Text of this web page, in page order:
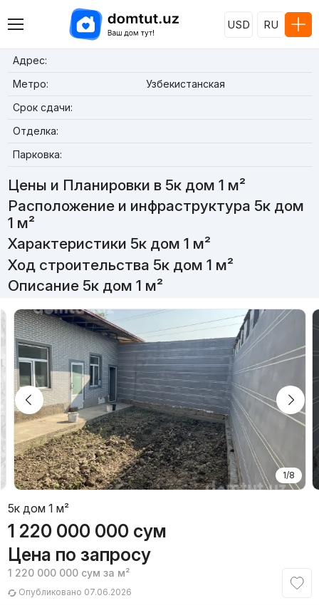
USD RU
Адрес:
Метро:
Узбекистанская
Срок сдачи:
Отделка:
Парковка:
Цены и Планировки в 5к дом 1 м²
Расположение и инфраструктура 5к дом
1 м²
Характеристики 5к дом 1 м²
Ход строительства 5к дом 1 м²
Описание 5к дом 1 м²
1/8
5к дом 1 м²
1 220 000 000 сум
Цена по запросу
1 220 000 000 сум за м²
Опубликовано 07.06.2026